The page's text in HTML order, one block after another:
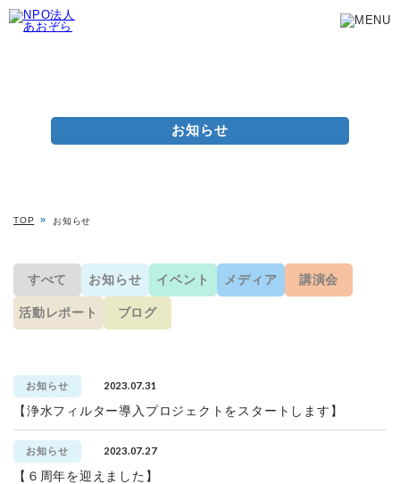
お知らせ
TOP お知らせ
すべて お知らせ イベント メディア 講演会
活動レポート ブログ
お知らせ 2023.07.31
【浄水フィルター導入プロジェクトをスタートします】
お知らせ 2023.07.27
【６周年を迎えました】